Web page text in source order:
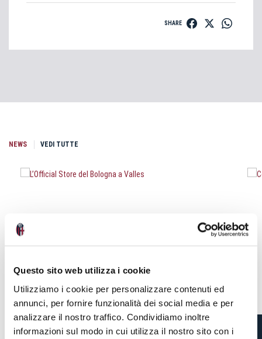
Questo sito web utilizza i cookie
Utilizziamo i cookie per personalizzare contenuti ed
annunci, per fornire funzionalità dei social media e per
analizzare il nostro traffico. Condividiamo inoltre
informazioni sul modo in cui utilizza il nostro sito con i
SHARE
NEWS VEDI TUTTE